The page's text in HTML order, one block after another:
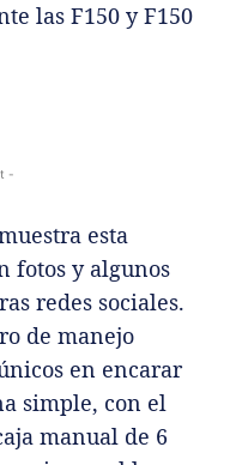
las F150 y F150
-
esta
fotos y algunos
redes sociales.
de manejo
en encarar
simple, con el
manual de 6